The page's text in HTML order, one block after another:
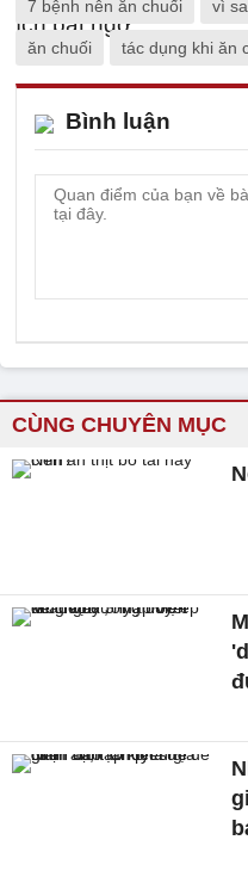
7 bệnh nên ăn chuối vì
ăn chuối tác dụng khi ăn
Bình luận
CÙNG CHUYÊN MỤC